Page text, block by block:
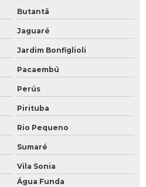
Butantã
Jaguaré
Jardim Bonfiglioli
Pacaembú
Perús
Pirituba
Rio Pequeno
Sumaré
Vila Sonia
Água Funda